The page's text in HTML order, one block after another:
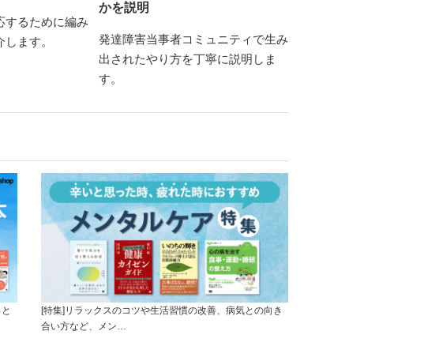
するために編み
ます。
かを説明
発達障害当事者コミュニティで生み
出されたやり方を丁寧に説明しま
す。
[特集]リラックスのコツや生活習慣の改善、病気との向き
合い方など、メン…